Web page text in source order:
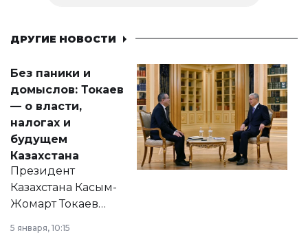
ДРУГИЕ НОВОСТИ
Без паники и
домыслов: Токаев
— о власти,
налогах и
будущем
Казахстана
Президент
Казахстана Касым-
Жомарт Токаев
сразу несколько
5 января, 10:15